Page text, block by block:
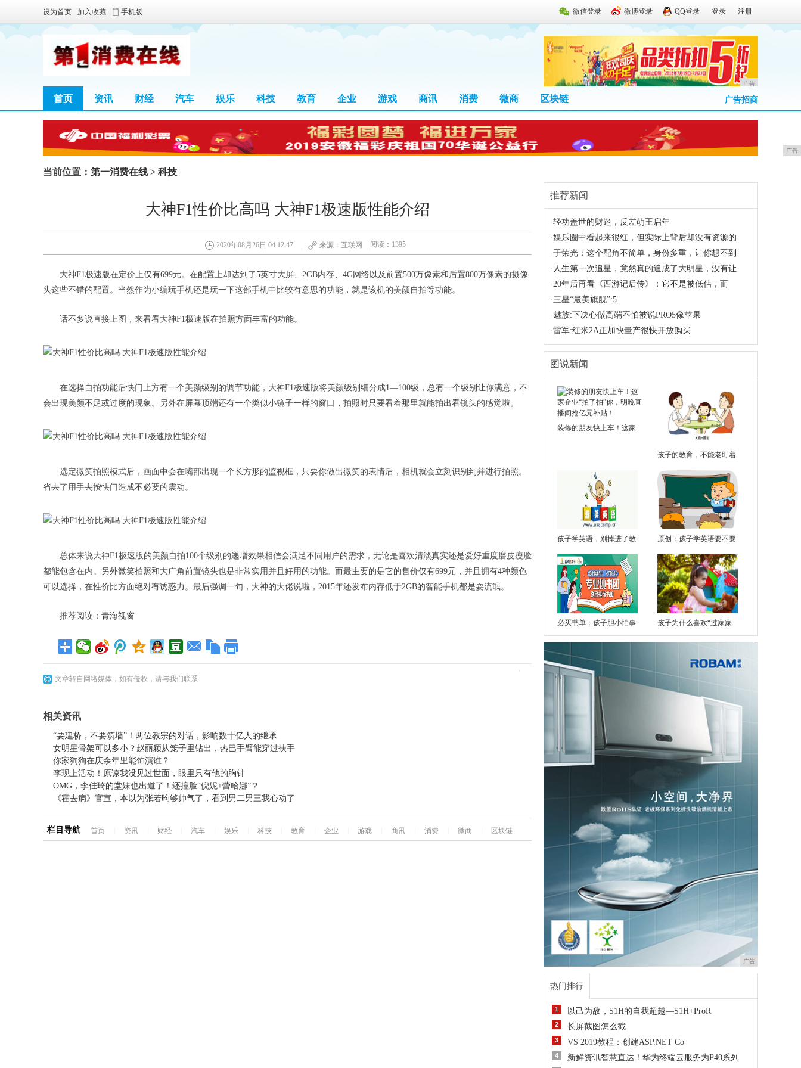
微信登录 微博登录 QQ登录 登录 注册
设为首页 加入收藏 手机版
广告
首页 资讯 财经 汽车 娱乐 科技 教育 企业 游戏 商讯 消费 微商 区块链 广告招商
广告
当前位置： 第一消费在线 > 科技
大神F1性价比高吗 大神F1极速版性能介绍
2020年08月26日 04:12:47 来源：互联网 阅读：1395
大神F1极速版在定价上仅有699元。在配置上却达到了5英寸大屏、2GB内存、4G网络以及前置500万像素和后置800万像素的摄像
头这些不错的配置。当然作为小编玩手机还是玩一下这部手机中比较有意思的功能，就是该机的美颜自拍等功能。
话不多说直接上图，来看看大神F1极速版在拍照方面丰富的功能。
在选择自拍功能后快门上方有一个美颜级别的调节功能，大神F1极速版将美颜级别细分成1—100级，总有一个级别让你满意，不
会出现美颜不足或过度的现象。另外在屏幕顶端还有一个类似小镜子一样的窗口，拍照时只要看着那里就能拍出看镜头的感觉啦。
选定微笑拍照模式后，画面中会在嘴部出现一个长方形的监视框，只要你做出微笑的表情后，相机就会立刻识别到并进行拍照。
省去了用手去按快门造成不必要的震动。
总体来说大神F1极速版的美颜自拍100个级别的递增效果相信会满足不同用户的需求，无论是喜欢清淡真实还是爱好重度磨皮瘦脸
都能包含在内。另外微笑拍照和大广角前置镜头也是非常实用并且好用的功能。而最主要的是它的售价仅有699元，并且拥有4种颜色
可以选择，在性价比方面绝对有诱惑力。最后强调一句，大神的大佬说啦，2015年还发布内存低于2GB的智能手机都是耍流氓。
推荐阅读： 青海视窗
文章转自网络媒体，如有侵权，请与我们联系
相关资讯
“要建桥，不要筑墙”！两位教宗的对话，影响数十亿人的继承
女明星骨架可以多小？赵丽颖从笼子里钻出，热巴手臂能穿过扶手
你家狗狗在庆余年里能饰演谁？
李现上活动！原谅我没见过世面，眼里只有他的胸针
OMG，李佳琦的堂妹也出道了！还撞脸“倪妮+蕾哈娜”？
《霍去病》官宣，本以为张若昀够帅气了，看到男二男三我心动了
栏目导航 首页 资讯 财经 汽车 娱乐 科技 教育 企业 游戏 商讯 消费 微商 区块链
推荐新闻
·轻功盖世的财迷，反差萌王启年
·娱乐圈中看起来很红，但实际上背后却没有资源的
·于荣光：这个配角不简单，身份多重，让你想不到
· 人生第一次追星，竟然真的追成了大明星，没有让
·20年后再看《西游记后传》：它不是被低估，而
·三星“最美旗舰”:5
· 魅族:下决心做高端不怕被说PRO5像苹果
·雷军:红米2A正加快量产很快开放购买
图说新闻
装修的朋友快上车！这家
孩子的教育，不能老盯着
孩子学英语，别掉进了教 原创：孩子学英语要不要
必买书单：孩子胆小怕事 孩子为什么喜欢“过家家
广告
热门排行
1 以己为敌，S1H的自我超越—S1H+ProR
2 长屏截图怎么截
3 VS 2019教程：创建ASP.NET Co
4 新鲜资讯智慧直达！华为终端云服务为P40系列